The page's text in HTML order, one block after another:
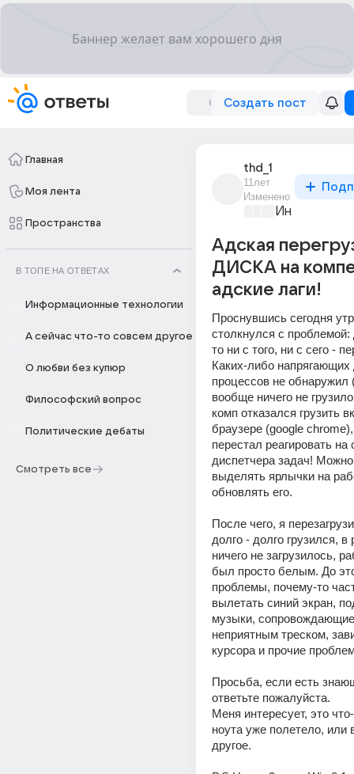
Создать пост
Главная
Моя лента
Пространства
В ТОПЕ НА ОТВЕТАХ
Информационные технологии
А сейчас что-то совсем другое
О любви без купюр
Философский вопрос
Политические дебаты
Смотреть все
thd_1
11лет
Изменено
Адская
ДИСКА на
адские лаги!
Проснувшись сегодня
столкнулся с
то ни с того, ни с сего -
Каких-либо напрягающих
процессов не обнаружил
вообще ничего не
комп отказался грузить
браузере (google
перестал реагировать на
диспетчера задач!
выделять ярлычки на
обновлять его.
После чего, я
долго - долго грузился, в
ничего не загрузилось,
был просто белым. До
проблемы, почему-то
вылетать синий экран,
музыки,
неприятным треском,
курсора и прочие
Просьба, если есть
ответьте пожалуйста.
Меня интересует, это
ноута уже полетело, или
другое.